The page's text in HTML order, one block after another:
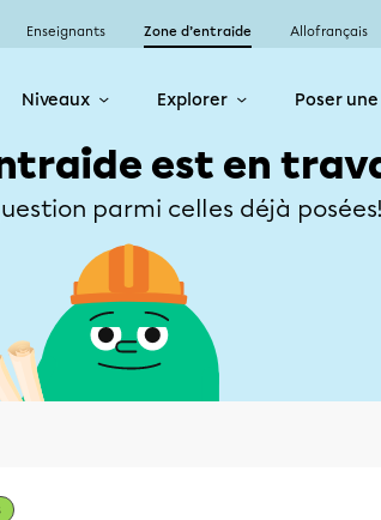
Enseignants Zone d’entraide Allofrançais
Niveaux Explorer Poser
est en
parmi celles déjà posées!